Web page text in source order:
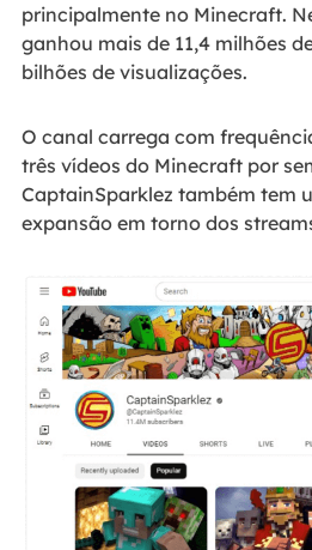
principalmente no Minecraft.
ganhou mais de 11,4 milhões
bilhões de visualizações.
O canal carrega com
três vídeos do Minecraft por
CaptainSparklez também tem
expansão em torno dos